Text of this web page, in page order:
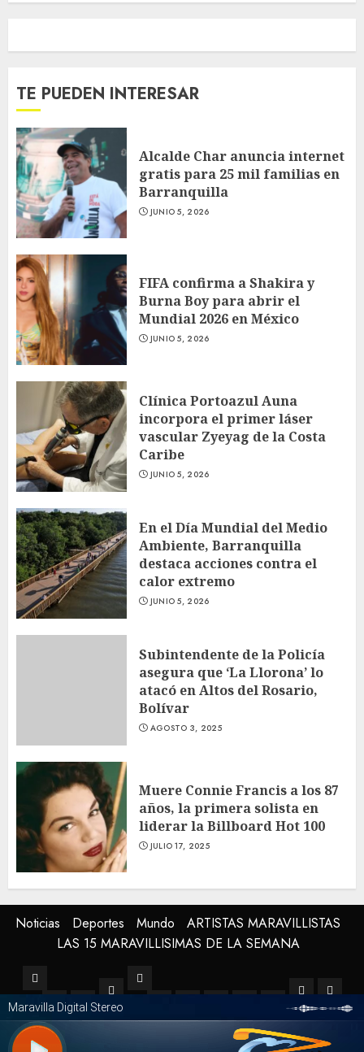
TE PUEDEN INTERESAR
Alcalde Char anuncia internet
gratis para 25 mil familias en
Barranquilla
JUNIO 5, 2026
FIFA confirma a Shakira y
Burna Boy para abrir el
Mundial 2026 en México
JUNIO 5, 2026
Clínica Portoazul Auna
incorpora el primer láser
vascular Zyeyag de la Costa
Caribe
JUNIO 5, 2026
En el Día Mundial del Medio
Ambiente, Barranquilla
destaca acciones contra el
calor extremo
JUNIO 5, 2026
Subintendente de la Policía
asegura que ‘La Llorona’ lo
atacó en Altos del Rosario,
Bolívar
AGOSTO 3, 2025
Muere Connie Francis a los 87
años, la primera solista en
liderar la Billboard Hot 100
JULIO 17, 2025
Noticias Deportes Mundo
ARTISTAS MARAVILLISTAS
LAS 15 MARAVILLISIMAS DE LA SEMANA
Noticias
Regionales
Soledad
Deportes
Mundo
Ambiente
y
Television
LAS
15
Copyright © Todos los derechos reservados.|ChromeNews